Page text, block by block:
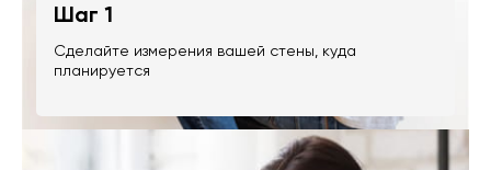
Шаг 1
Сделайте измерения вашей стены, куда
планируется